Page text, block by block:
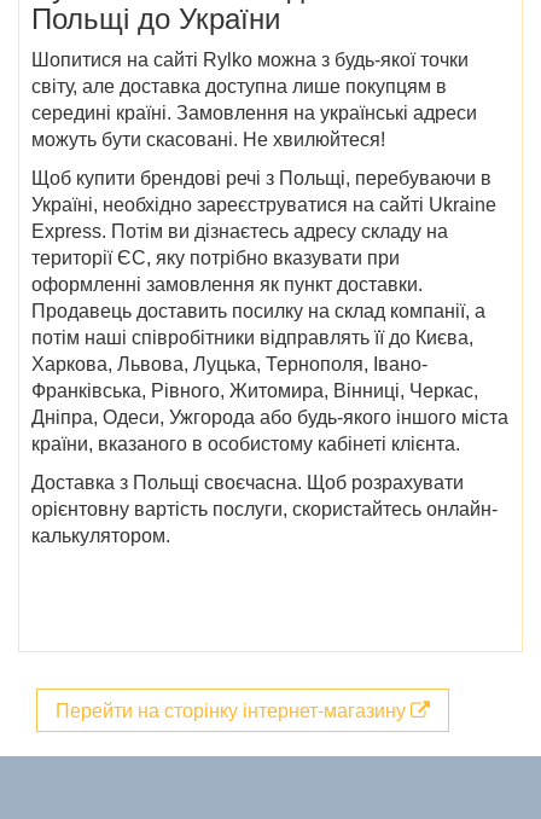
Польщі до України
Шопитися на сайті Rylko можна з будь-якої точки
світу, але доставка доступна лише покупцям в
середині країні. Замовлення на українські адреси
можуть бути скасовані. Не хвилюйтеся!
Щоб купити брендові речі з Польщі, перебуваючи в
Україні, необхідно зареєструватися на сайті Ukraine
Express. Потім ви дізнаєтесь адресу складу на
території ЄС, яку потрібно вказувати при
оформленні замовлення як пункт доставки.
Продавець доставить посилку на склад компанії, а
потім наші співробітники відправлять її до Києва,
Харкова, Львова, Луцька, Тернополя, Івано-
Франківська, Рівного, Житомира, Вінниці, Черкас,
Дніпра, Одеси, Ужгорода або будь-якого іншого міста
країни, вказаного в особистому кабінеті клієнта.
Доставка з Польщі своєчасна. Щоб розрахувати
орієнтовну вартість послуги, скористайтесь онлайн-
калькулятором.
Перейти на сторінку інтернет-магазину